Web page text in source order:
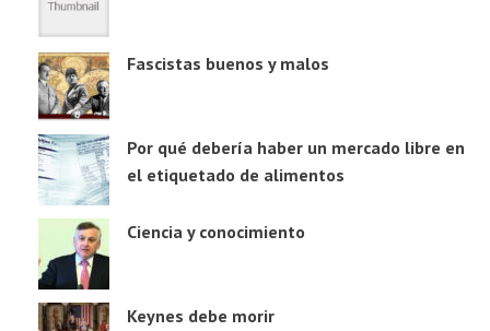
Fascistas buenos y malos
Por qué debería haber un mercado libre en
el etiquetado de alimentos
Ciencia y conocimiento
Keynes debe morir